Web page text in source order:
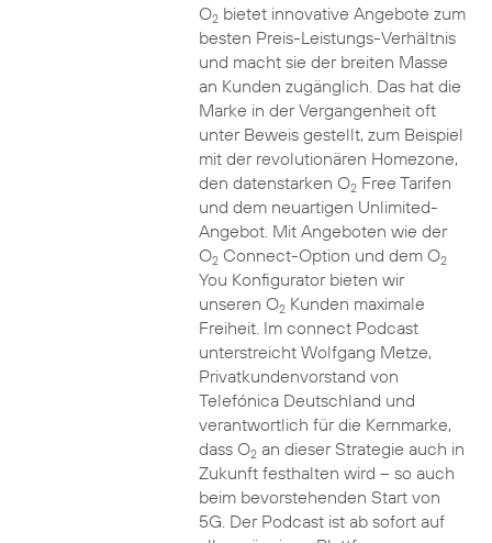
O2bietet innovative Angebote zum
besten Preis-Leistungs-Verhältnis
und macht sie der breiten Masse
an Kunden zugänglich. Das hat die
Marke in der Vergangenheit oft
unter Beweis gestellt, zum Beispiel
mit der revolutionären Homezone,
den datenstarken O2Free Tarifen
und dem neuartigen Unlimited-
Angebot. Mit Angeboten wie der
O2Connect-Option und dem O2
You Konfigurator bieten wir
unseren O2Kunden maximale
Freiheit. Im connect Podcast
unterstreicht Wolfgang Metze,
Privatkundenvorstand von
Telefónica Deutschland und
verantwortlich für die Kernmarke,
dass O2an dieser Strategie auch in
Zukunft festhalten wird – so auch
beim bevorstehenden Start von
5G. Der Podcast ist ab sofort auf